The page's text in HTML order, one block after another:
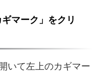
マーク」をクリ
いて左上のカギマー